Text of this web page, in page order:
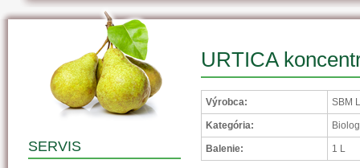
URTICA
Výrobca: SBM
Kategória:
Balenie: 1 L
SERVIS